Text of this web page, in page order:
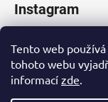
Tento web
tohoto webu
informací zde.
Instagram